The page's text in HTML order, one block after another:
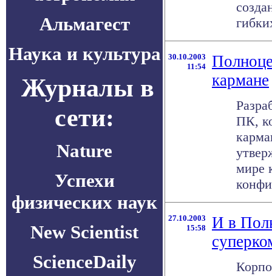
Альмагест
Наука и культура
Журналы в
сети:
Nature
Успехи
физических наук
New Scientist
ScienceDaily
30.10.2003
11:54
кармане
ПК,
мире
27.10.2003
15:58
И в